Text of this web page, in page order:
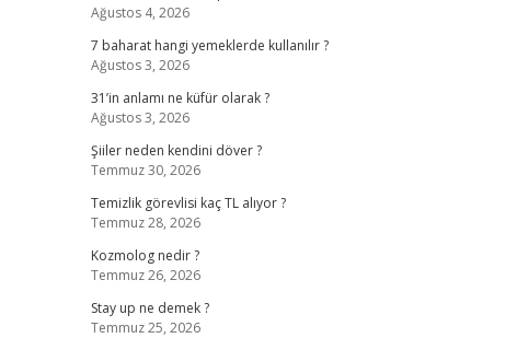
Ağustos 4, 2026
7 baharat hangi yemeklerde kullanılır ?
Ağustos 3, 2026
31’in anlamı ne küfür olarak ?
Ağustos 3, 2026
Şiiler neden kendini döver ?
Temmuz 30, 2026
Temizlik görevlisi kaç TL alıyor ?
Temmuz 28, 2026
Kozmolog nedir ?
Temmuz 26, 2026
Stay up ne demek ?
Temmuz 25, 2026